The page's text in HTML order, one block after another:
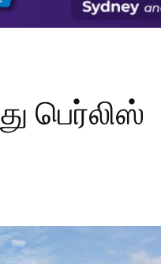
பெர்லிஸ்